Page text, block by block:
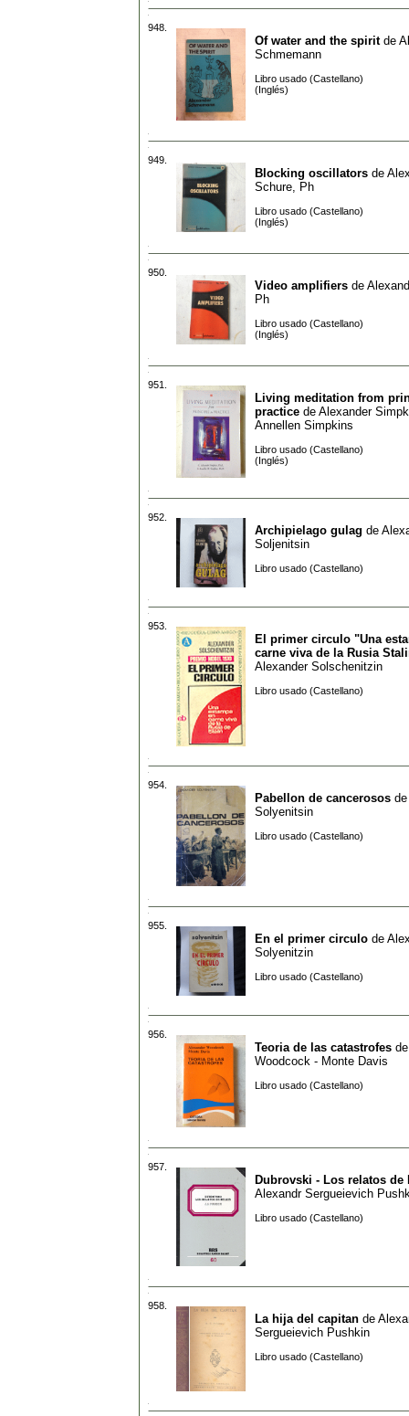
948.
Of water and the spiritde
Schmemann
Libro usado (Castellano)
(Inglés)
949.
Blocking oscillators de
Schure, Ph
Libro usado (Castellano)
(Inglés)
950.
Video amplifiers de
Ph
Libro usado (Castellano)
(Inglés)
951.
Living meditation from
practice de Alexander
Annellen Simpkins
Libro usado (Castellano)
(Inglés)
952.
Archipielago gulag de
Soljenitsin
Libro usado (Castellano)
953.
El primer circulo "Una
carne viva de la Rusia
Alexander Solschenitzin
Libro usado (Castellano)
954.
Pabellon de cancerosos de
Solyenitsin
Libro usado (Castellano)
955.
En el primer circulo de
Solyenitzin
Libro usado (Castellano)
956.
Teoria de las catastrofes
Woodcock - Monte Davis
Libro usado (Castellano)
957.
Dubrovski - Los relatos de
Alexandr Sergueievich
Libro usado (Castellano)
958.
La hija del capitan de
Sergueievich Pushkin
Libro usado (Castellano)